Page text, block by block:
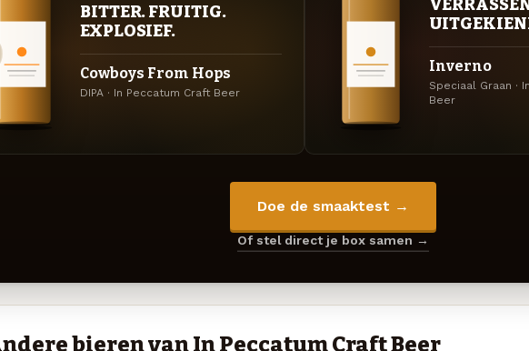
BITTER. FRUITIG.
EXPLOSIEF.
Cowboys From Hops
DIPA · In Peccatum Craft Beer
Inverno
Speciaal Graan ·
Beer
Doe de smaaktest →
Of stel direct je box samen →
bieren van In Peccatum Craft Beer